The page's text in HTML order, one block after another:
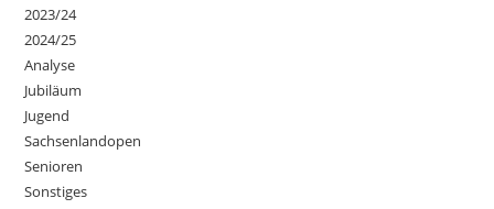
2023/24
2024/25
Analyse
Jubiläum
Jugend
Sachsenlandopen
Senioren
Sonstiges